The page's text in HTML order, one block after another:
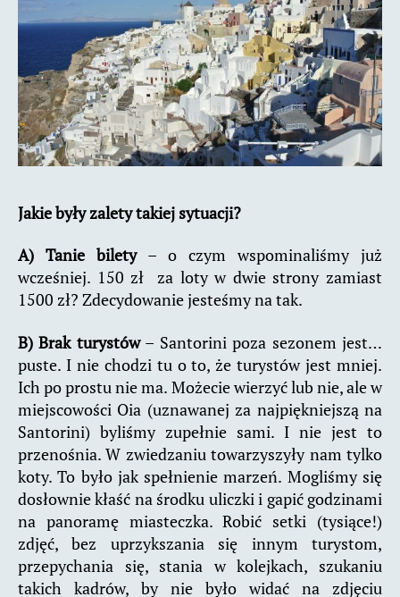
Jakie były zalety takiej sytuacji?
A) Tanie bilety– o czym wspominaliśmy już
wcześniej. 150 zł za loty w dwie strony zamiast
1500 zł? Zdecydowanie jesteśmy na tak.
B) Brak turystów– Santorini poza sezonem jest…
puste. I nie chodzi tu o to, że turystów jest mniej.
Ich po prostu nie ma. Możecie wierzyć lub nie, ale w
miejscowości Oia (uznawanej za najpiękniejszą na
Santorini) byliśmy zupełnie sami. I nie jest to
przenośnia. W zwiedzaniu towarzyszyły nam tylko
koty. To było jak spełnienie marzeń. Mogliśmy się
dosłownie kłaść na środku uliczki i gapić godzinami
na panoramę miasteczka. Robić setki (tysiące!)
zdjęć, bez uprzykszania się innym turystom,
przepychania się, stania w kolejkach, szukaniu
takich kadrów, by nie było widać na zdjęciu